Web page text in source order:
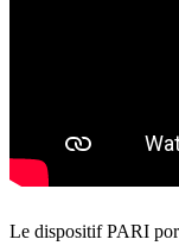
Le dispositif PARI